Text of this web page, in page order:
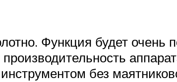
Функция будет очень
без